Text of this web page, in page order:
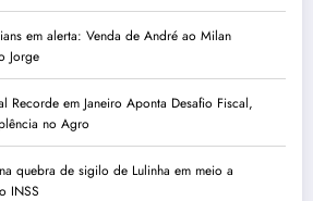
em alerta: Venda de André ao Milan
Jorge
Recorde em Janeiro Aponta Desafio Fiscal,
no Agro
quebra de sigilo de Lulinha em meio a
INSS